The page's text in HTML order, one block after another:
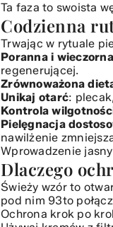
Ta faza to swoista
Codzienna
Trwając w rytuale
Poranna i
regenerującej.
Zrównoważona
Unikaj otarć:
Kontrola
Pielęgnacja
nawilżenie
Wprowadzenie
Dlaczego
Świeży wzór to
pod nim 93to
Ochrona krok po